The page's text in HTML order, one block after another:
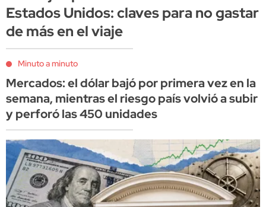
Estados Unidos: claves para no gastar
de más en el viaje
Minuto a minuto
Mercados: el dólar bajó por primera vez en la
semana, mientras el riesgo país volvió a subir
y perforó las 450 unidades